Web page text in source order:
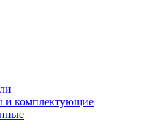
и комплектующие